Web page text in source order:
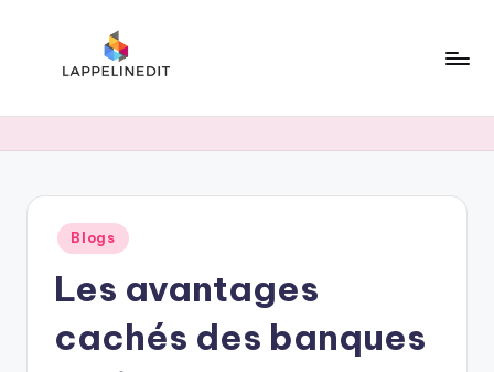
Posted
in
Blogs
Les avantages
cachés des banques